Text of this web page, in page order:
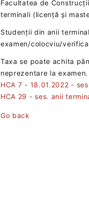
Facultatea de
terminali (licență și
Studenții din anii
examen/colocviu/
Taxa se poate achita
neprezentare la examen.
HCA 7 - 18.01.2022 -
HCA 29 - ses. anii
Go back